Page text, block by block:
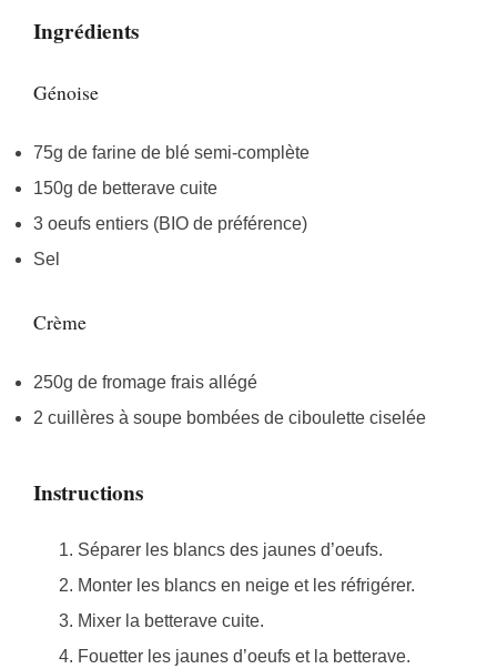
Ingrédients
Génoise
75g de farine de blé semi-complète
150g de betterave cuite
3 oeufs entiers (BIO de préférence)
Sel
Crème
250g de fromage frais allégé
2 cuillères à soupe bombées de ciboulette ciselée
Instructions
Séparer les blancs des jaunes d’oeufs.
Monter les blancs en neige et les réfrigérer.
Mixer la betterave cuite.
Fouetter les jaunes d’oeufs et la betterave.